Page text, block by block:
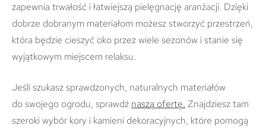
zapewnia trwałość i łatwiejszą pielęgnację aranżacji. Dzięki
dobrze dobranym materiałom możesz stworzyć przestrzeń,
która będzie cieszyć oko przez wiele sezonów i stanie się
wyjątkowym miejscem relaksu.
Jeśli szukasz sprawdzonych, naturalnych materiałów
do swojego ogrodu, sprawdź naszą ofertę. Znajdziesz tam
szeroki wybór kory i kamieni dekoracyjnych, które pomogą